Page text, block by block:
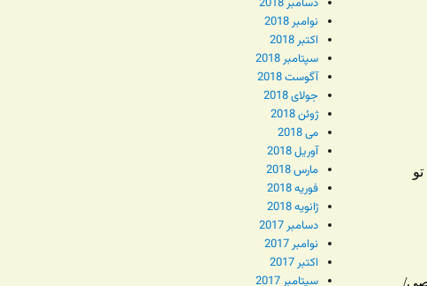
دسامبر 2018
نوامبر 2018
اکتبر 2018
سپتامبر 2018
آگوست 2018
جولای 2018
ژوئن 2018
می 2018
آوریل 2018
مارس 2018
فوریه 2018
ژانویه 2018
دسامبر 2017
نوامبر 2017
اکتبر 2017
سپتامبر 2017